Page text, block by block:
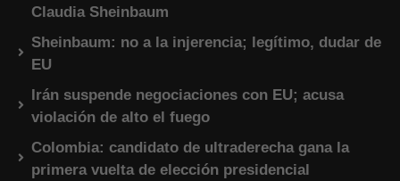
Claudia Sheinbaum
Sheinbaum: no a la injerencia; legítimo, dudar de
EU
Irán suspende negociaciones con EU; acusa
violación de alto el fuego
Colombia: candidato de ultraderecha gana la
primera vuelta de elección presidencial